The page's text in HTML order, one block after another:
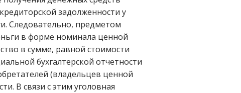
задолженности у
Следовательно, предметом
в форме номинала ценной
в сумме, равной стоимости
бухгалтерской отчетности
(владельцев ценной
В связи с этим уголовная